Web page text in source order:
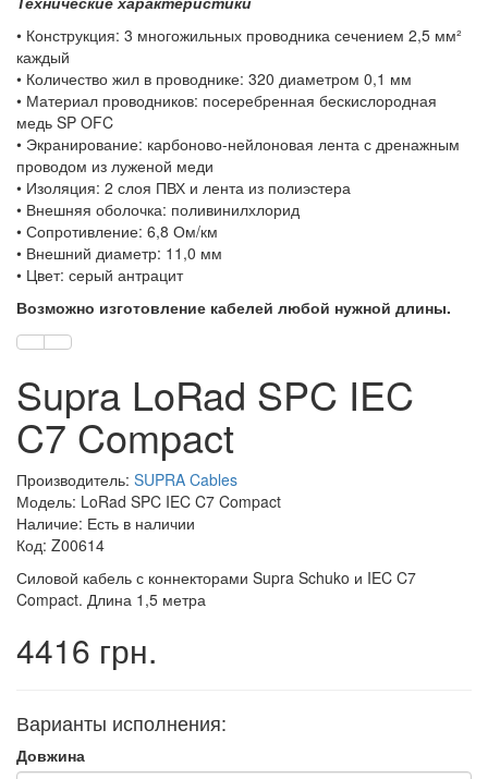
• Конструкция: 3 многожильных проводника сечением 2,5 мм²
каждый
• Количество жил в проводнике: 320 диаметром 0,1 мм
• Материал проводников: посеребренная бескислородная
медь SP OFC
• Экранирование: карбоново-нейлоновая лента с дренажным
проводом из луженой меди
• Изоляция: 2 слоя ПВХ и лента из полиэстера
• Внешняя оболочка: поливинилхлорид
• Сопротивление: 6,8 Ом/км
• Внешний диаметр: 11,0 мм
• Цвет: серый антрацит
Возможно изготовление кабелей любой нужной длины.
Supra LoRad SPC IEC
C7 Compact
Производитель: SUPRA Cables
Модель: LoRad SPC IEC C7 Compact
Наличие: Есть в наличии
Код: Z00614
Силовой кабель с коннекторами Supra Schuko и IEC C7
Compact. Длина 1,5 метра
4416 грн.
Варианты исполнения:
Довжина